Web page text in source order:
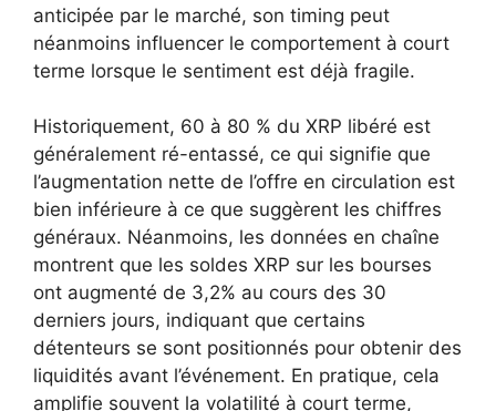
anticipée par le marché, son timing peut
néanmoins influencer le comportement à court
terme lorsque le sentiment est déjà fragile.
Historiquement, 60 à 80 % du XRP libéré est
généralement ré-entassé, ce qui signifie que
l’augmentation nette de l’offre en circulation est
bien inférieure à ce que suggèrent les chiffres
généraux. Néanmoins, les données en chaîne
montrent que les soldes XRP sur les bourses
ont augmenté de 3,2% au cours des 30
derniers jours, indiquant que certains
détenteurs se sont positionnés pour obtenir des
liquidités avant l’événement. En pratique, cela
amplifie souvent la volatilité à court terme,